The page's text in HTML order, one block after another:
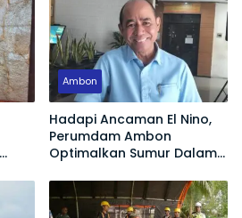
Ambon
Hadapi Ancaman El Nino,
Perumdam Ambon
Optimalkan Sumur Dalam